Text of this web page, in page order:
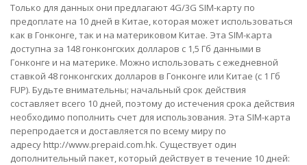
Только для данных они предлагают4G/3G SIM-карту по
предоплате на 10 дней в Китае , которая может использоваться
как в Гонконге, так и на материковом Китае. Эта SIM-карта
доступна за 148 гонконгских долларов с 1,5 Гб данными в
Гонконге и на материке. Можно использовать с ежедневной
ставкой 48 гонконгских долларов в Гонконге или Китае (с 1 Гб
FUP). Будьте внимательны; начальный срок действия
составляет всего 10 дней, поэтому до истечения срока действия
необходимо пополнить счет для использования. Эта SIM-карта
перепродается и доставляется по всему миру по
адресу http://www.prepaid.com.hk. Существует один
дополнительный пакет, который действует в течение 10 дней: